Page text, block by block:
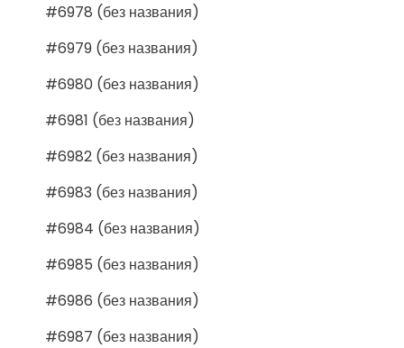
#6978 (без названия)
#6979 (без названия)
#6980 (без названия)
#6981 (без названия)
#6982 (без названия)
#6983 (без названия)
#6984 (без названия)
#6985 (без названия)
#6986 (без названия)
#6987 (без названия)